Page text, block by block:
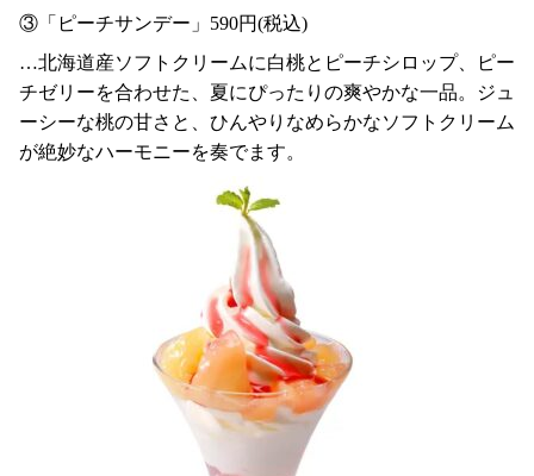
③「ピーチサンデー」590円(税込)
…北海道産ソフトクリームに白桃とピーチシロップ、ピー
チゼリーを合わせた、夏にぴったりの爽やかな一品。ジュ
ーシーな桃の甘さと、ひんやりなめらかなソフトクリーム
が絶妙なハーモニーを奏でます。